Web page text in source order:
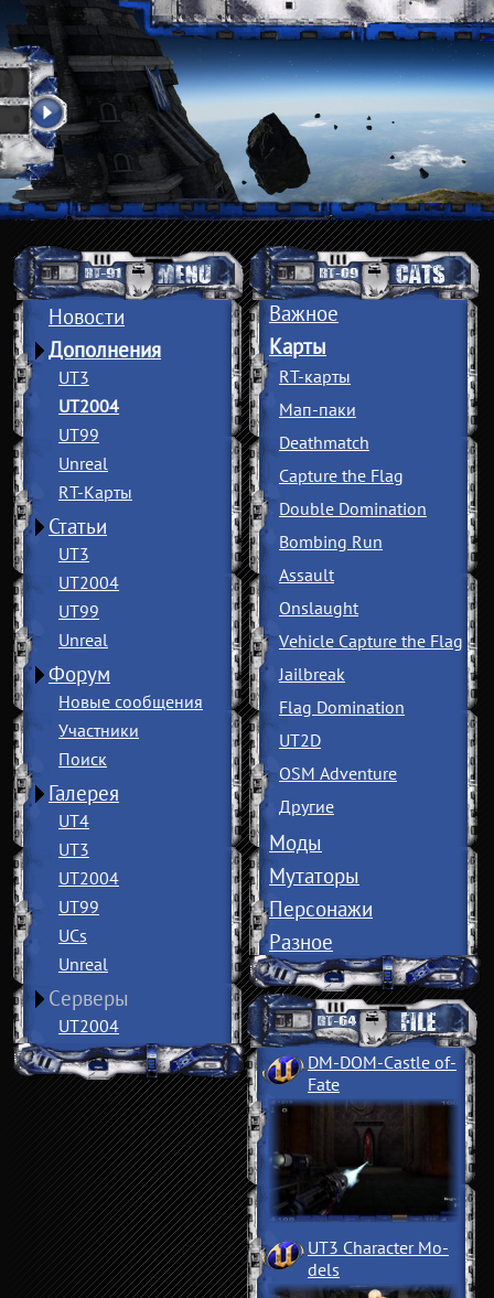
Новости
Дополнения
UT3
UT2004
UT99
Unreal
RT-Карты
Статьи
UT3
UT2004
UT99
Unreal
Форум
Новые сообщения
Участники
Поиск
Галерея
UT4
UT3
UT2004
UT99
UCs
Unreal
Серверы
UT2004
Важное
Карты
RT-карты
Мап-паки
Deathmatch
Capture the Flag
Double Domination
Bombing Run
Assault
Onslaught
Vehicle Capture the Flag
Jailbreak
Flag Domination
UT2D
OSM Adventure
Другие
Моды
Мутаторы
Персонажи
Разное
DM-DOM-Castle of­
Fate
UT3 Character Mo­
dels